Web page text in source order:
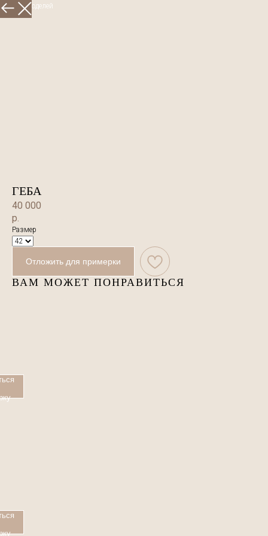
Больше моделей
ГЕБА
40 000
р.
Размер
Отложить для примерки
ВАМ МОЖЕТ ПОНРАВИТЬСЯ